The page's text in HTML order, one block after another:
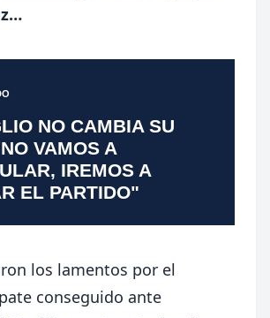
NO CAMBIA SU
VAMOS A
IREMOS A
EL PARTIDO"
los lamentos por el
conseguido ante